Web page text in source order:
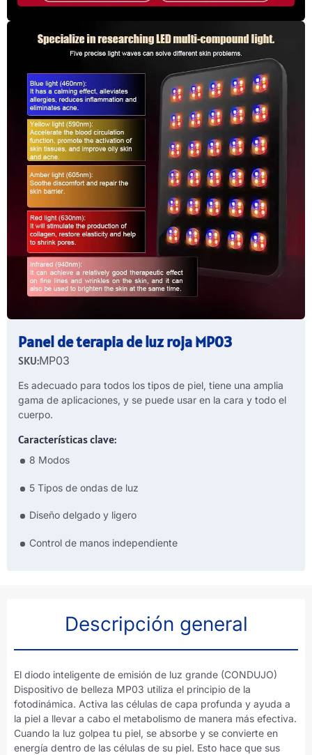
Panel de terapia de luz roja MP03
SKU:MP03
Es adecuado para todos los tipos de piel, tiene una amplia
gama de aplicaciones, y se puede usar en la cara y todo el
cuerpo.
Características clave:
8 Modos
5 Tipos de ondas de luz
Diseño delgado y ligero
Control de manos independiente
Descripción general
El diodo inteligente de emisión de luz grande (CONDUJO)
Dispositivo de belleza MP03 utiliza el principio de la
fotodinámica. Activa las células de capa profunda y ayuda a
la piel a llevar a cabo el metabolismo de manera más efectiva.
Cuando la luz golpea tu piel, se absorbe y se convierte en
energía dentro de las células de su piel. Esto hace que sus